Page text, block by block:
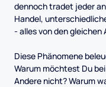
dennoch tradet jeder
Handel,
- alles von den gleichen
Diese Phänomene
Warum möchtest Du
Andere nicht? Warum